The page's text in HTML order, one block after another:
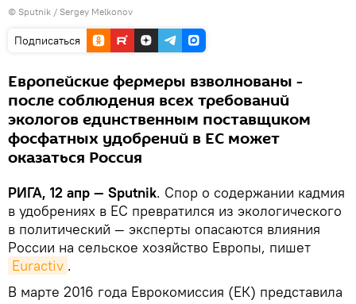
© Sputnik / Sergey Melkonov
Подписаться
Европейские фермеры взволнованы -
после соблюдения всех требований
экологов единственным поставщиком
фосфатных удобрений в ЕС может
оказаться Россия
РИГА, 12 апр — Sputnik. Спор о содержании кадмия
в удобрениях в ЕС превратился из экологического
в политический — эксперты опасаются влияния
России на сельское хозяйство Европы, пишет
Euractiv .
В марте 2016 года Еврокомиссия (ЕК) представила